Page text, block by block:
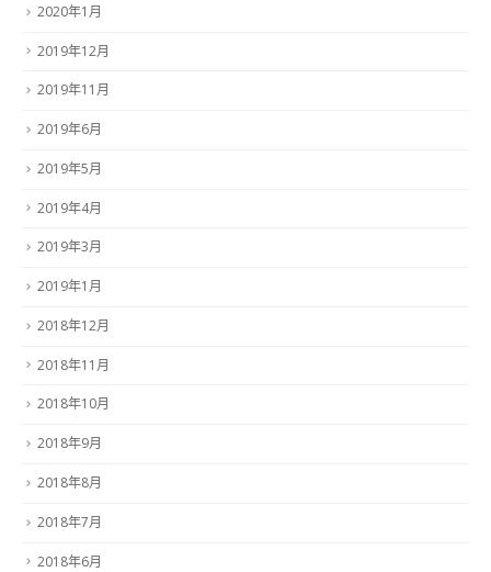
2020年1月
2019年12月
2019年11月
2019年6月
2019年5月
2019年4月
2019年3月
2019年1月
2018年12月
2018年11月
2018年10月
2018年9月
2018年8月
2018年7月
2018年6月